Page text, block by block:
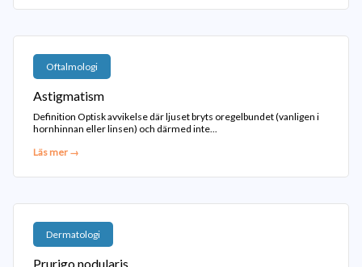
Oftalmologi
Astigmatism
Definition Optisk avvikelse där ljuset bryts oregelbundet (vanligen i
hornhinnan eller linsen) och därmed inte...
Läs mer →
Dermatologi
Prurigo nodularis